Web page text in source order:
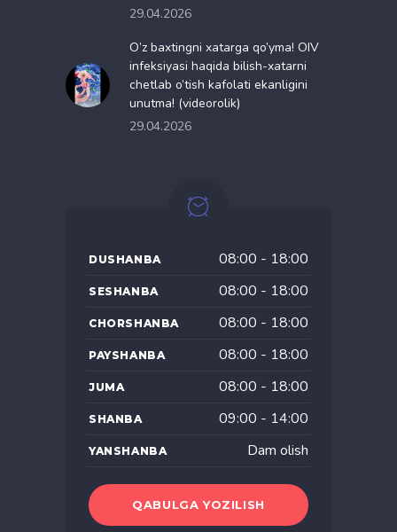
29.04.2026
O’z baxtingni xatarga qo’yma! OIV
infeksiyasi haqida bilish-xatarni
chetlab o’tish kafolati ekanligini
unutma! (videorolik)
29.04.2026
DUSHANBA 08:00 - 18:00
SESHANBA 08:00 - 18:00
CHORSHANBA 08:00 - 18:00
PAYSHANBA 08:00 - 18:00
JUMA 08:00 - 18:00
SHANBA 09:00 - 14:00
YANSHANBA Dam olish
QABULGA YOZILISH